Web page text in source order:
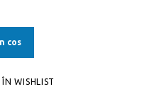
cos
WISHLIST